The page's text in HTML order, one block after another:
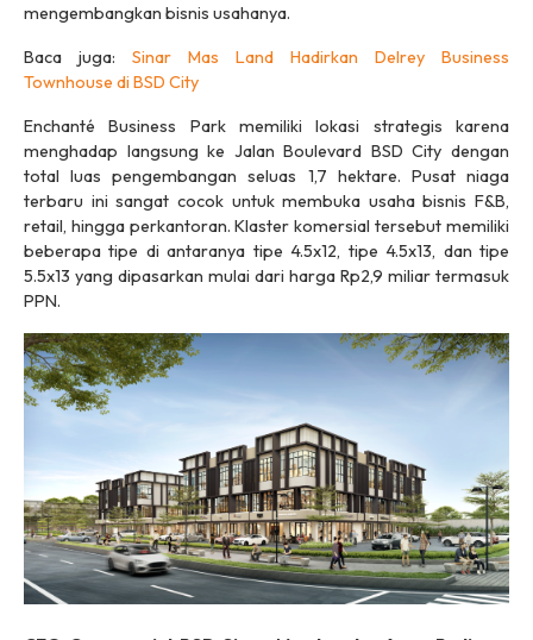
mengembangkan bisnis usahanya.
Baca juga: Sinar Mas Land Hadirkan Delrey Business
Townhouse di BSD City
Enchanté Business Park memiliki lokasi strategis karena
menghadap langsung ke Jalan Boulevard BSD City dengan
total luas pengembangan seluas 1,7 hektare. Pusat niaga
terbaru ini sangat cocok untuk membuka usaha bisnis F&B,
retail, hingga perkantoran. Klaster komersial tersebut memiliki
beberapa tipe di antaranya tipe 4.5x12, tipe 4.5x13, dan tipe
5.5x13 yang dipasarkan mulai dari harga Rp2,9 miliar termasuk
PPN.